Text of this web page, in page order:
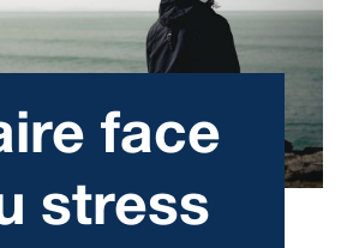
face
stress